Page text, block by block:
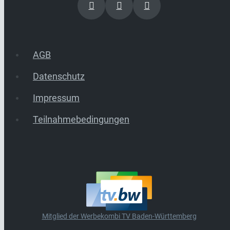
AGB
Datenschutz
Impressum
Teilnahmebedingungen
Mitglied der Werbekombi TV Baden-Württemberg